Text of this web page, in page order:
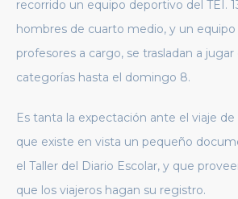
recorrido un equipo deportivo del TEI.
hombres de cuarto medio, y un
profesores a cargo, se trasladan a jugar
categorías hasta el domingo 8.
Es tanta la expectación ante el viaje
que existe en vista un pequeño
el Taller del Diario Escolar, y que
que los viajeros hagan su registro.